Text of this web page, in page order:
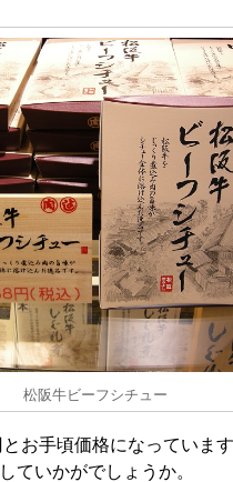
松阪牛ビーフシチュー
お手頃価格になっています
ていかがでしょうか。